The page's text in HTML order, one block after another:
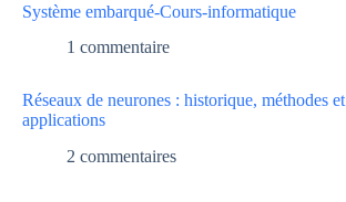
Système embarqué-Cours-informatique
1 commentaire
Réseaux de neurones : historique, méthodes et
applications
2 commentaires